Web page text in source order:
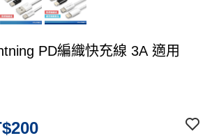
PD編織快充線 3A 適用